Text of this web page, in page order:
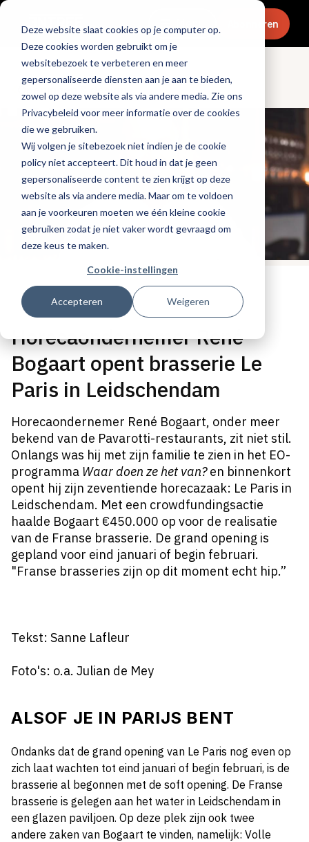
Deze website slaat cookies op je computer op.
Deze cookies worden gebruikt om je
websitebezoek te verbeteren en meer
gepersonaliseerde diensten aan je aan te bieden,
zowel op deze website als via andere media. Zie ons
Privacybeleid voor meer informatie over de cookies
die we gebruiken.
Wij volgen je sitebezoek niet indien je de cookie
policy niet accepteert. Dit houd in dat je geen
gepersonaliseerde content te zien krijgt op deze
website als via andere media. Maar om te voldoen
aan je voorkeuren moeten we één kleine cookie
gebruiken zodat je niet vaker wordt gevraagd om
deze keus te maken.
Cookie-instellingen
Accepteren Weigeren
Menu Abonneren
Openingen & design
Tags:nieuwe-zaken
Gepubliceerd op: 17 januari 2025
Horecaondernemer René
Bogaart opent brasserie Le
Paris in Leidschendam
Horecaondernemer René Bogaart, onder meer
bekend van de Pavarotti-restaurants, zit niet stil.
Onlangs was hij met zijn familie te zien in het EO-
programma Waar doen ze het van?en binnenkort
opent hij zijn zeventiende horecazaak: Le Paris in
Leidschendam. Met een crowdfundingsactie
haalde Bogaart €450.000 op voor de realisatie
van de Franse brasserie. De grand opening is
gepland voor eind januari of begin februari.
"Franse brasseries zijn op dit moment echt hip.”
Tekst: Sanne Lafleur
Foto's: o.a. Julian de Mey
ALSOF JE IN PARIJS BENT
Ondanks dat de grand opening van Le Paris nog even op
zich laat wachten tot eind januari of begin februari, is de
brasserie al begonnen met de soft opening. De Franse
brasserie is gelegen aan het water in Leidschendam in
een glazen paviljoen. Op deze plek zijn ook twee
andere zaken van Bogaart te vinden, namelijk: Volle